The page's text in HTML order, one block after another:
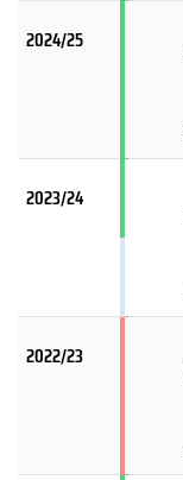
2024/25
2023/24
2022/23